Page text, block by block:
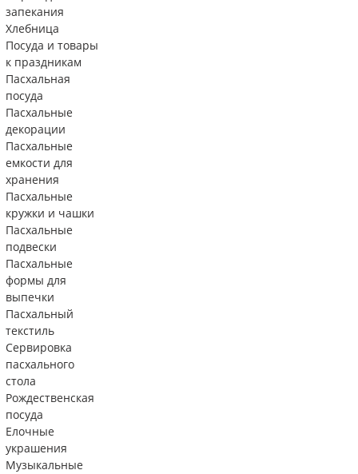
запекания
Хлебница
Посуда и товары
к праздникам
Пасхальная
посуда
Пасхальные
декорации
Пасхальные
емкости для
хранения
Пасхальные
кружки и чашки
Пасхальные
подвески
Пасхальные
формы для
выпечки
Пасхальный
текстиль
Сервировка
пасхального
стола
Рождественская
посуда
Елочные
украшения
Музыкальные